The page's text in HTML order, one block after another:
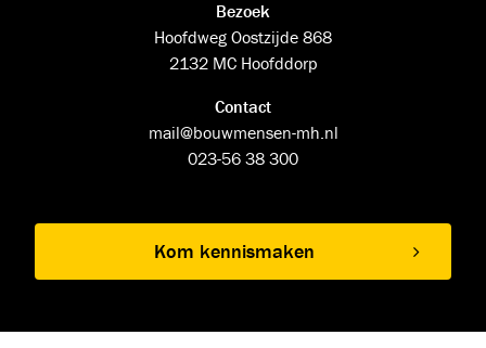
Bezoek
Hoofdweg Oostzijde 868
2132 MC Hoofddorp
Contact
mail@bouwmensen-mh.nl
023-56 38 300
Kom kennismaken